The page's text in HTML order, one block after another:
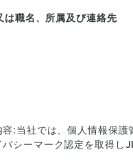
は職名、所属及び連絡先
:当社では、個人情報保
シーマーク認定を取得